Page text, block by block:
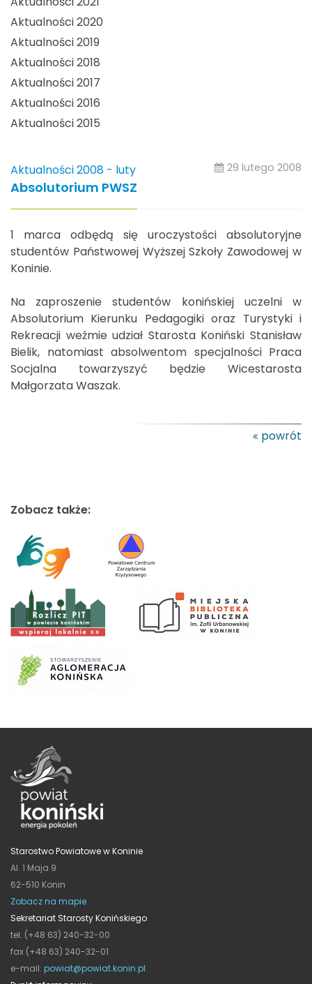
Aktualności 2020
Aktualności 2019
Aktualności 2018
Aktualności 2017
Aktualności 2016
Aktualności 2015
Aktualności 2008 - luty 29 lutego 2008
Absolutorium PWSZ
1 marca odbędą się uroczystości absolutoryjne
studentów Państwowej Wyższej Szkoły Zawodowej w
Koninie.
Na zaproszenie studentów konińskiej uczelni w
Absolutorium Kierunku Pedagogiki oraz Turystyki i
Rekreacji weźmie udział Starosta Koniński Stanisław
Bielik, natomiast absolwentom specjalności Praca
Socjalna towarzyszyć będzie Wicestarosta
Małgorzata Waszak.
powrót
Zobacz także:
Starostwo Powiatowe w Koninie
Al. 1 Maja 9
62-510 Konin
Zobacz na mapie
Sekretariat Starosty Konińskiego
tel. (+48 63) 240-32-00
fax (+48 63) 240-32-01
e-mail: powiat@powiat.konin.pl